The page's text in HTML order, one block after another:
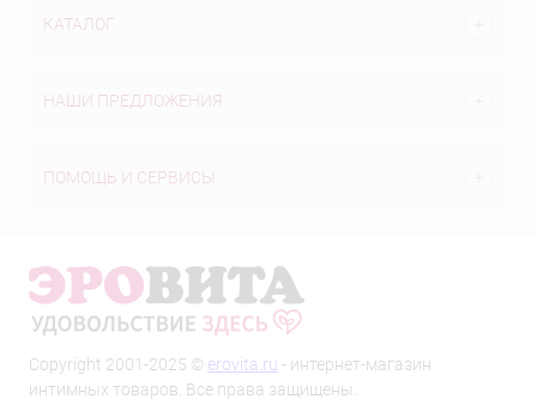
КАТАЛОГ
НАШИ ПРЕДЛОЖЕНИЯ
ПОМОЩЬ И СЕРВИСЫ
Copyright 2001-2025 © erovita.ru - интернет-магазин
интимных товаров. Все права защищены.